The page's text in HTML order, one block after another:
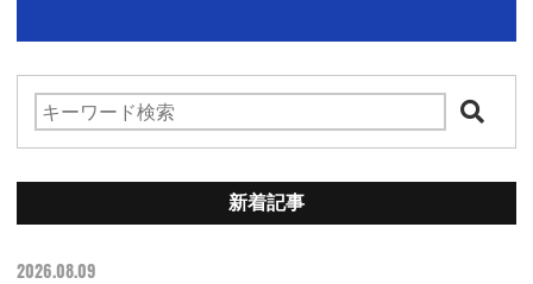
新着記事
2026.08.09